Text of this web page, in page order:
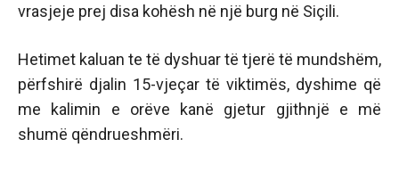
vrasjeje prej disa kohësh në një burg në Siçili.
Hetimet kaluan te të dyshuar të tjerë të mundshëm,
përfshirë djalin 15-vjeçar të viktimës, dyshime që
me kalimin e orëve kanë gjetur gjithnjë e më
shumë qëndrueshmëri.